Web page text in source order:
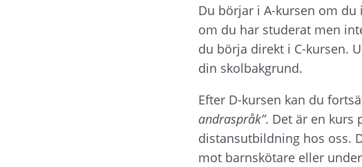
Du börjar i A-kursen om
om du har studerat men
du börja direkt i C-kursen.
din skolbakgrund.
Efter D-kursen kan du
andraspråk”. Det är en kurs
distansutbildning hos oss.
mot barnskötare eller